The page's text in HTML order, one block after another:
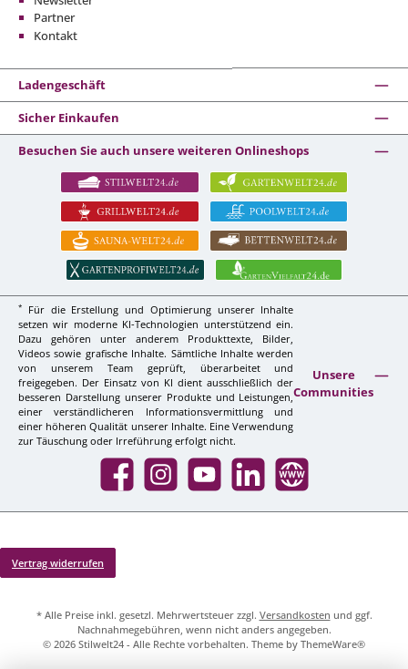
Partner
Kontakt
Ladengeschäft
Sicher Einkaufen
Besuchen Sie auch unsere weiteren Onlineshops
*
Für die Erstellung und Optimierung unserer Inhalte
setzen wir moderne KI-Technologien unterstützend ein.
Dazu gehören unter anderem Produkttexte, Bilder,
Videos sowie grafische Inhalte. Sämtliche Inhalte werden
von unserem Team geprüft, überarbeitet und
freigegeben. Der Einsatz von KI dient ausschließlich der
besseren Darstellung unserer Produkte und Leistungen,
einer verständlicheren Informationsvermittlung und
einer höheren Qualität unserer Inhalte. Eine Verwendung
zur Täuschung oder Irreführung erfolgt nicht.
Unsere
Communities
Facebook InstagramYouTube LinkedIn Website
Vertrag widerrufen
* Alle Preise inkl. gesetzl. Mehrwertsteuer zzgl. Versandkosten und ggf.
Nachnahmegebühren, wenn nicht anders angegeben.
© 2026 Stilwelt24 - Alle Rechte vorbehalten. Theme by ThemeWare®